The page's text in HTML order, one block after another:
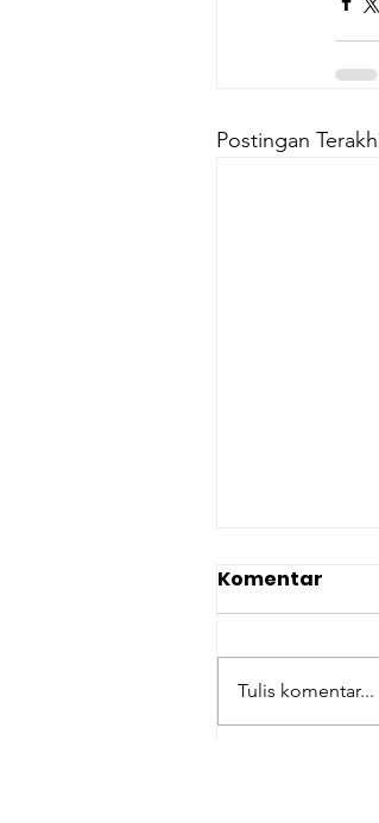
Postingan
Komentar
Tulis komentar...